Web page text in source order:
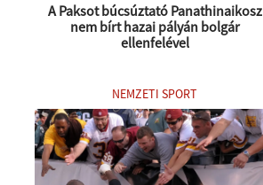
A Paksot búcsúztató Panathinaikosz
nem bírt hazai pályán bolgár
ellenfelével
NEMZETI SPORT